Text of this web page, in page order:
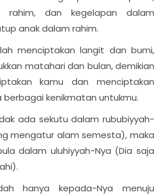
rahim, dan kegelapan dalam
anak dalam rahim.
menciptakan langit dan bumi,
matahari dan bulan, demikian
kamu dan menciptakan
kenikmatan untukmu.
ada sekutu dalam rububiyyah-
mengatur alam semesta), maka
dalam uluhiyyah-Nya (Dia saja
hanya kepada-Nya menuju